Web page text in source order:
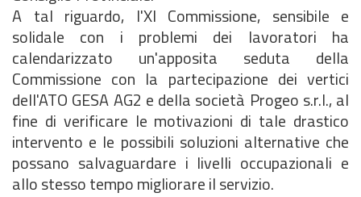
A tal riguardo, l'XI Commissione, sensibile e
solidale con i problemi dei lavoratori ha
calendarizzato un'apposita seduta della
Commissione con la partecipazione dei vertici
dell'ATO GESA AG2 e della società Progeo s.r.l., al
fine di verificare le motivazioni di tale drastico
intervento e le possibili soluzioni alternative che
possano salvaguardare i livelli occupazionali e
allo stesso tempo migliorare il servizio.